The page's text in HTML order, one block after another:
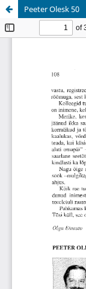
Peeter Olesk 50